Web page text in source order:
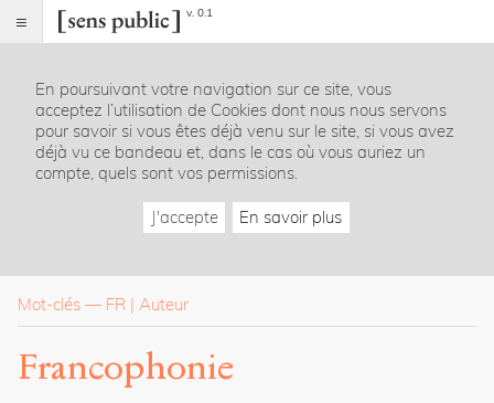
v. 0.1
Index
Rubriques
Essais
La
revue
En poursuivant votre navigation sur ce site, vous
acceptez l’utilisation de Cookies dont nous nous servons
pour savoir si vous êtes déjà venu sur le site, si vous avez
déjà vu ce bandeau et, dans le cas où vous auriez un
compte, quels sont vos permissions.
J'accepte En savoir plus
Mot-clés — FR Auteur
Francophonie